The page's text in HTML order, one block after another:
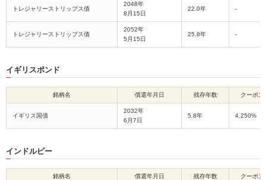
トレジャリーストリップス債
2048年
8月15日
22.0年 -
トレジャリーストリップス債
2052年
5月15日
25.8年 -
イギリスポンド
銘柄名 償還年月日 残存年数 クーポン
イギリス国債
2032年
6月7日
5.8年 4.250%
インドルピー
銘柄名 償還年月日 残存年数 クーポン